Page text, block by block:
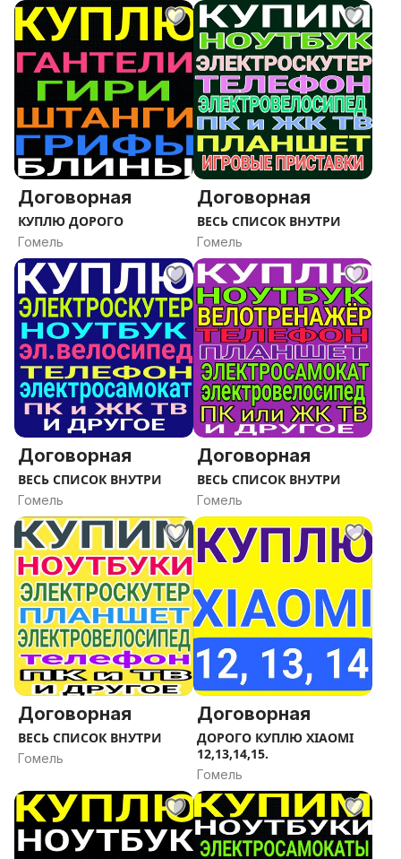
Договорная
КУПЛЮ ДОРОГО
Гомель
Договорная
ВЕСЬ СПИСОК ВНУТРИ
Гомель
Договорная
ВЕСЬ СПИСОК ВНУТРИ
Гомель
Договорная
ВЕСЬ СПИСОК ВНУТРИ
Гомель
Договорная
ВЕСЬ СПИСОК ВНУТРИ
Гомель
Договорная
ДОРОГО КУПЛЮ XIAOMI
12,13,14,15.
Гомель